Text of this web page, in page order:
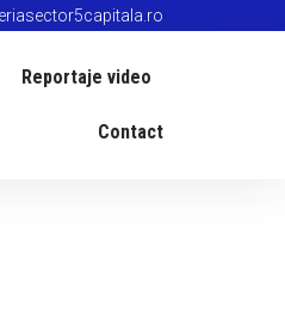
Reportaje video
Contact